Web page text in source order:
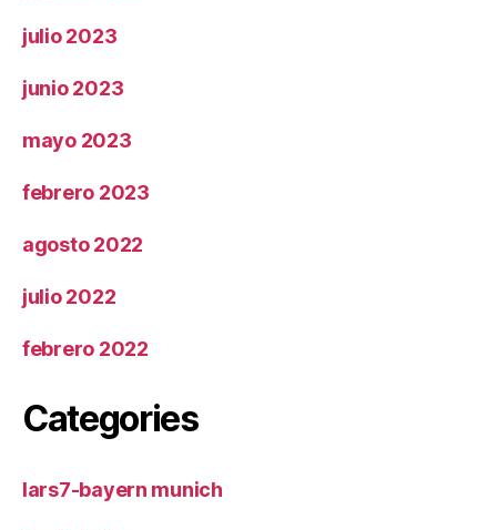
julio 2023
junio 2023
mayo 2023
febrero 2023
agosto 2022
julio 2022
febrero 2022
Categories
lars7-bayern munich